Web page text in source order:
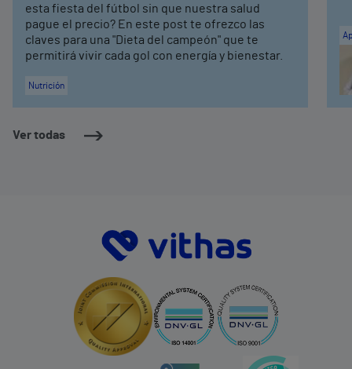
Ver todas
esta fiesta del fútbol sin que nuestra salud
pague el precio? En este post te ofrezco las
claves para una "Dieta del campeón" que te
permitirá vivir cada gol con energía y bienestar.
Nutrición